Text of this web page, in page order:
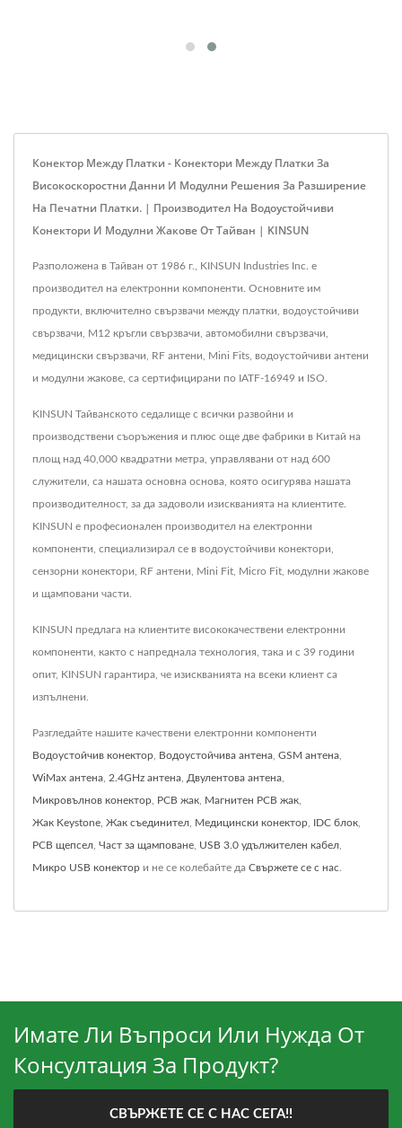
Конектор Между Платки - Конектори Между Платки За
Високоскоростни Данни И Модулни Решения За Разширение
На Печатни Платки. | Производител На Водоустойчиви
Конектори И Модулни Жакове От Тайван | KINSUN
Разположена в Тайван от 1986 г., KINSUN Industries Inc. е
производител на електронни компоненти. Основните им
продукти, включително свързвачи между платки, водоустойчиви
свързвачи, M12 кръгли свързвачи, автомобилни свързвачи,
медицински свързвачи, RF антени, Mini Fits, водоустойчиви антени
и модулни жакове, са сертифицирани по IATF-16949 и ISO.
KINSUN Тайванското седалище с всички развойни и
производствени съоръжения и плюс още две фабрики в Китай на
площ над 40,000 квадратни метра, управлявани от над 600
служители, са нашата основна основа, която осигурява нашата
производителност, за да задоволи изискванията на клиентите.
KINSUN е професионален производител на електронни
компоненти, специализирал се в водоустойчиви конектори,
сензорни конектори, RF антени, Mini Fit, Micro Fit, модулни жакове
и щамповани части.
KINSUN предлага на клиентите висококачествени електронни
компоненти, както с напреднала технология, така и с 39 години
опит, KINSUN гарантира, че изискванията на всеки клиент са
изпълнени.
Разгледайте нашите качествени електронни компоненти
Водоустойчив конектор Водоустойчива антена GSM антена
WiMax антена 2.4GHz антена Двулентова антена
Микровълнов конектор PCB жак Магнитен PCB жак
Жак Keystone Жак съединител Медицински конектор IDC блок
PCB щепсел Част за щамповане USB 3.0 удължителен кабел
Микро USB конектор и не се колебайте да Свържете се с нас
Имате Ли Въпроси Или Нужда От
Консултация За Продукт?
СВЪРЖЕТЕ СЕ С НАС СЕГА!!